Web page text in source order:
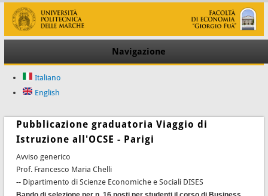
Navigazione
Italiano
English
Pubblicazione graduatoria Viaggio di
Istruzione all'OCSE - Parigi
Avviso generico
Prof. Francesco Maria Chelli
-- Dipartimento di Scienze Economiche e Sociali DISES